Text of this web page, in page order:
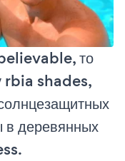
то
rbia shades,
в деревянных